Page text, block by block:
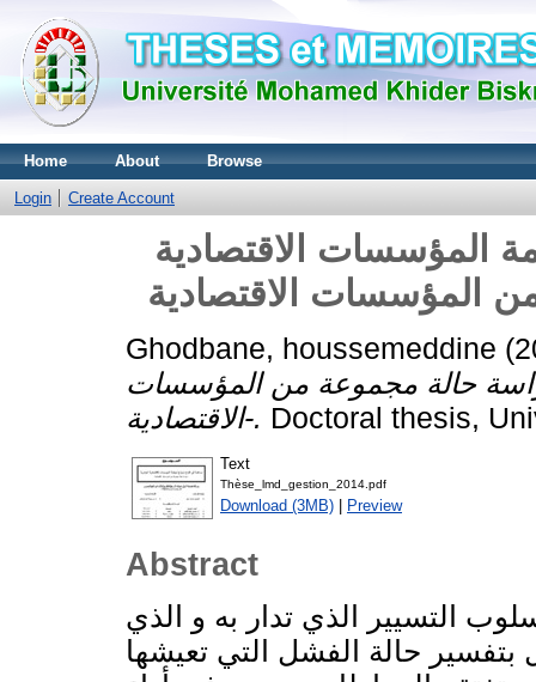
Home About Browse
Login Create Account
المؤسسات الاقتصادية
Ghodbane, houssemeddine
حالة مجموعة من المؤسسات
الاقتصادية-. Doctoral thesis,
Text
Thèse_lmd_gestion_2014.pdf
Download (3MB) | Preview
Abstract
التسییر الذي تدار به و الذي
بتفسیر حالة الفشل التي تعیشها